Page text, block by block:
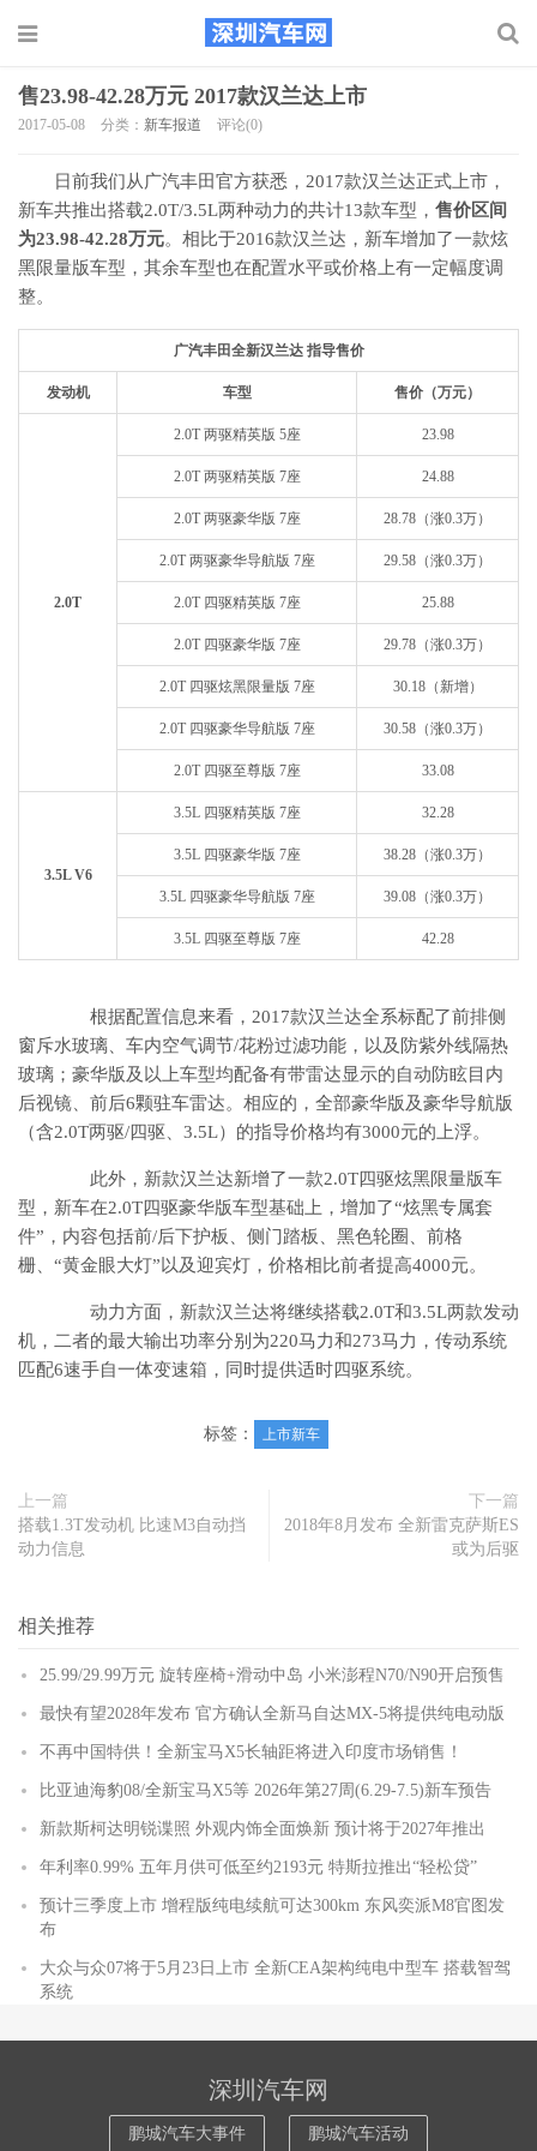
售23.98-42.28万元 2017款汉兰达上市
2017-05-08 分类： 新车报道 评论(0)
日前我们从广汽丰田官方获悉，2017款汉兰达正式上市，
新车共推出搭载2.0T/3.5L两种动力的共计13款车型， 售价区间
为23.98-42.28万元。相比于2016款汉兰达，新车增加了一款炫
黑限量版车型，其余车型也在配置水平或价格上有一定幅度调
整。
广汽丰田全新汉兰达 指导售价
发动机 车型 售价（万元）
2.0T
2.0T 两驱精英版 5座 23.98
2.0T 两驱精英版 7座 24.88
2.0T 两驱豪华版 7座 28.78（涨0.3万）
2.0T 两驱豪华导航版 7座 29.58（涨0.3万）
2.0T 四驱精英版 7座 25.88
2.0T 四驱豪华版 7座 29.78（涨0.3万）
2.0T 四驱炫黑限量版 7座 30.18（新增）
2.0T 四驱豪华导航版 7座 30.58（涨0.3万）
2.0T 四驱至尊版 7座 33.08
3.5L V6
3.5L 四驱精英版 7座 32.28
3.5L 四驱豪华版 7座 38.28（涨0.3万）
3.5L 四驱豪华导航版 7座 39.08（涨0.3万）
3.5L 四驱至尊版 7座 42.28
根据配置信息来看，2017款汉兰达全系标配了前排侧
窗斥水玻璃、车内空气调节/花粉过滤功能，以及防紫外线隔热
玻璃；豪华版及以上车型均配备有带雷达显示的自动防眩目内
后视镜、前后6颗驻车雷达。相应的，全部豪华版及豪华导航版
（含2.0T两驱/四驱、3.5L）的指导价格均有3000元的上浮。
此外，新款汉兰达新增了一款2.0T四驱炫黑限量版车
型，新车在2.0T四驱豪华版车型基础上，增加了“炫黑专属套
件”，内容包括前/后下护板、侧门踏板、黑色轮圈、前格
栅、“黄金眼大灯”以及迎宾灯，价格相比前者提高4000元。
动力方面，新款汉兰达将继续搭载2.0T和3.5L两款发动
机，二者的最大输出功率分别为220马力和273马力，传动系统
匹配6速手自一体变速箱，同时提供适时四驱系统。
标签： 上市新车
上一篇
搭载1.3T发动机 比速M3自动挡
动力信息
下一篇
2018年8月发布 全新雷克萨斯ES
或为后驱
相关推荐
25.99/29.99万元 旋转座椅+滑动中岛 小米澎程N70/N90开启预售
最快有望2028年发布 官方确认全新马自达MX-5将提供纯电动版
不再中国特供！全新宝马X5长轴距将进入印度市场销售！
比亚迪海豹08/全新宝马X5等 2026年第27周(6.29-7.5)新车预告
新款斯柯达明锐谍照 外观内饰全面焕新 预计将于2027年推出
年利率0.99% 五年月供可低至约2193元 特斯拉推出“轻松贷”
预计三季度上市 增程版纯电续航可达300km 东风奕派M8官图发
布
大众与众07将于5月23日上市 全新CEA架构纯电中型车 搭载智驾
系统
深圳汽车网
鹏城汽车大事件 鹏城汽车活动